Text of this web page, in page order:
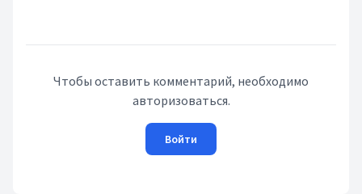
Чтобы оставить комментарий, необходимо
авторизоваться.
Войти